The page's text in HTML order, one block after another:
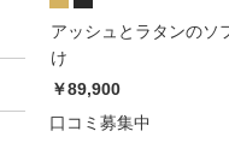
アッシュとラタンのソ
け
￥89,900
口コミ募集中